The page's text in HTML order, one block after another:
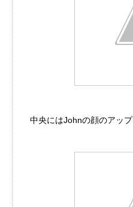
中央にはJohnの顔のアップ